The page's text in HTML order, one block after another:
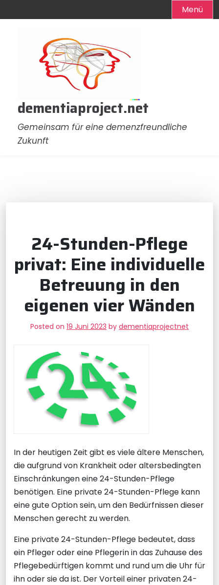
Menü
dementiaproject.net
Gemeinsam für eine demenzfreundliche
Zukunft
24-Stunden-Pflege
privat: Eine individuelle
Betreuung in den
eigenen vier Wänden
Posted on 19 Juni 2023 by dementiaprojectnet
In der heutigen Zeit gibt es viele ältere Menschen,
die aufgrund von Krankheit oder altersbedingten
Einschränkungen eine 24-Stunden-Pflege
benötigen. Eine private 24-Stunden-Pflege kann
eine gute Option sein, um den Bedürfnissen dieser
Menschen gerecht zu werden.
Eine private 24-Stunden-Pflege bedeutet, dass
ein Pfleger oder eine Pflegerin in das Zuhause des
Pflegebedürftigen kommt und rund um die Uhr für
ihn oder sie da ist. Der Vorteil einer privaten 24-